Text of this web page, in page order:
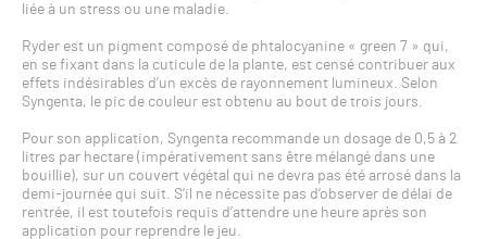
liée à un stress ou une maladie.
Ryder est un pigment composé de phtalocyanine « green 7 » qui,
en se fixant dans la cuticule de la plante, est censé contribuer aux
effets indésirables d’un excès de rayonnement lumineux. Selon
Syngenta, le pic de couleur est obtenu au bout de trois jours.
Pour son application, Syngenta recommande un dosage de 0,5 à 2
litres par hectare (impérativement sans être mélangé dans une
bouillie), sur un couvert végétal qui ne devra pas été arrosé dans la
demi-journée qui suit. S’il ne nécessite pas d’observer de délai de
rentrée, il est toutefois requis d’attendre une heure après son
application pour reprendre le jeu.